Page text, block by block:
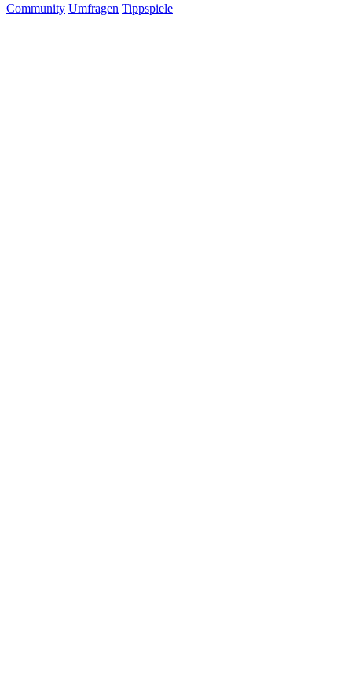
Community Umfragen Tippspiele